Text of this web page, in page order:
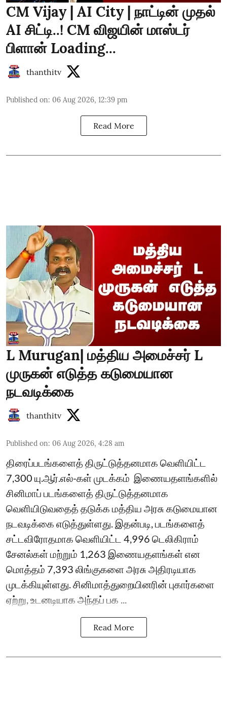
CM Vijay | AI City | நாட்டின் முதல்
AI சிட்டி..! CM விஜயின் மாஸ்டர்
பிளான் Loading...
thanthitv
Published on: 06 Aug 2026, 12:39 pm
Read More
L Murugan| மத்திய அமைச்சர் L
முருகன் எடுத்த கடுமையான
நடவடிக்கை
thanthitv
Published on: 06 Aug 2026, 4:28 am
திரைப்படங்களைத் திருட்டுத்தனமாக வெளியிட்ட
7,300 யு.ஆர்.எல்-கள் முடக்கம் ​ இணையதளங்களில்
சினிமாப் படங்களைத் திருட்டுத்தனமாக
வெளியிடுவதைத் தடுக்க மத்திய அரசு கடுமையான
நடவடிக்கை எடுத்துள்ளது. இதன்படி, படங்களைத்
சட்டவிரோதமாக வெளியிட்ட 4,996 டெலிகிராம்
சேனல்கள் மற்றும் 1,263 இணையதளங்கள் என
மொத்தம் 7,393 லிங்குகளை அரசு அதிரடியாக
முடக்கியுள்ளது. சினிமாத்துறையினரின் புகார்களை
ஏற்று, உடனடியாக அந்தப் பக ...
Read More